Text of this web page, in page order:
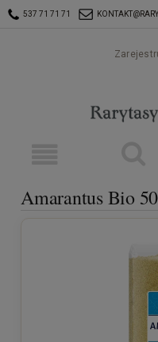
537 71 71 71
Amarantus Bio